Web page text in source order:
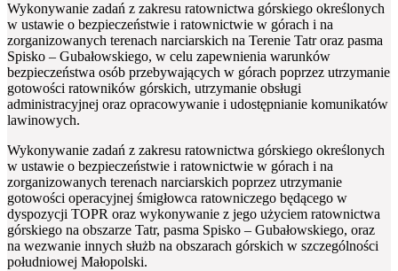
Wykonywanie zadań z zakresu ratownictwa górskiego określonych
w ustawie o bezpieczeństwie i ratownictwie w górach i na
zorganizowanych terenach narciarskich na Terenie Tatr oraz pasma
Spisko – Gubałowskiego, w celu zapewnienia warunków
bezpieczeństwa osób przebywających w górach poprzez utrzymanie
gotowości ratowników górskich, utrzymanie obsługi
administracyjnej oraz opracowywanie i udostępnianie komunikatów
lawinowych.
Wykonywanie zadań z zakresu ratownictwa górskiego określonych
w ustawie o bezpieczeństwie i ratownictwie w górach i na
zorganizowanych terenach narciarskich poprzez utrzymanie
gotowości operacyjnej śmigłowca ratowniczego będącego w
dyspozycji TOPR oraz wykonywanie z jego użyciem ratownictwa
górskiego na obszarze Tatr, pasma Spisko – Gubałowskiego, oraz
na wezwanie innych służb na obszarach górskich w szczególności
południowej Małopolski.